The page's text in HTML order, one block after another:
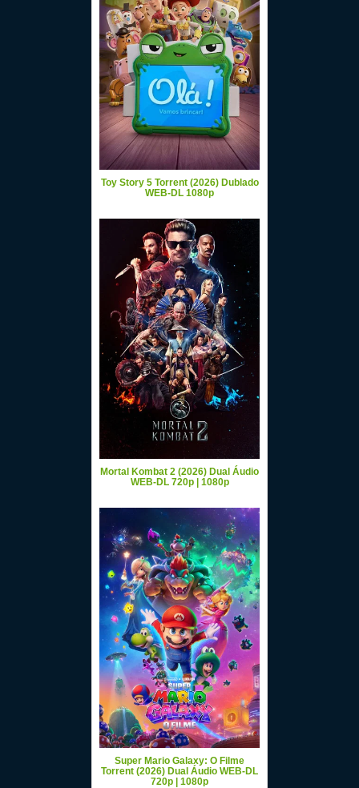
Toy Story 5 Torrent (2026) Dublado
WEB-DL 1080p
Mortal Kombat 2 (2026) Dual Áudio
WEB-DL 720p | 1080p
Super Mario Galaxy: O Filme
Torrent (2026) Dual Áudio WEB-DL
720p | 1080p